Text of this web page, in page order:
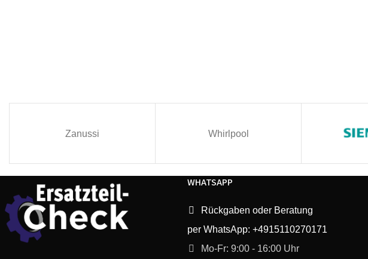
Zanussi Whirlpool
WHATSAPP
Rückgaben oder Beratung
per WhatsApp: +4915110270171
Mo-Fr: 9:00 - 16:00 Uhr